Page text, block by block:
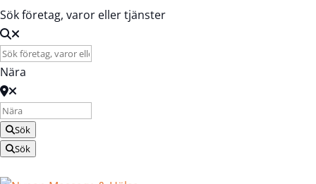
Sök företag, varor eller tjänster
Nära
Sök
Sök